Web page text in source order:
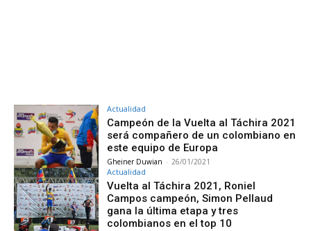
Actualidad
Campeón de la Vuelta al Táchira 2021
será compañero de un colombiano en
este equipo de Europa
Gheiner Duwian - 26/01/2021
Actualidad
Vuelta al Táchira 2021, Roniel
Campos campeón, Simon Pellaud
gana la última etapa y tres
colombianos en el top 10